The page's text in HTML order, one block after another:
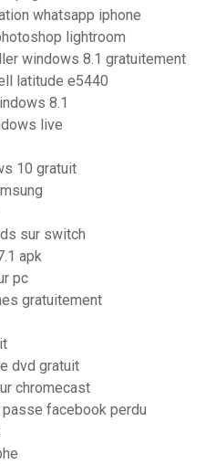
whatsapp iphone
lightroom
windows 8.1 gratuitement
latitude e5440
8.1
live
10 gratuit
sur switch
apk
pc
gratuitement
dvd gratuit
chromecast
facebook perdu